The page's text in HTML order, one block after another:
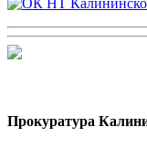
Прокуратура